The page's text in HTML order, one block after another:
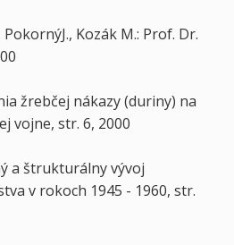
PokornýJ., Kozák M.: Prof. Dr.
žrebčej nákazy (duriny) na
vojne, str. 6, 2000
a štrukturálny vývoj
v rokoch 1945 - 1960, str.